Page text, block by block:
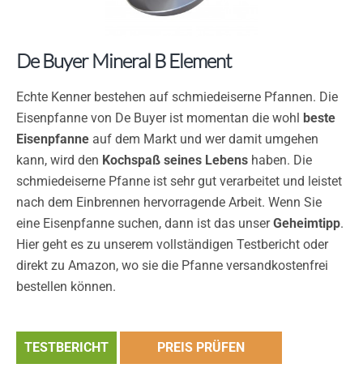
De Buyer Mineral B Element
Echte Kenner bestehen auf schmiedeiserne Pfannen. Die
Eisenpfanne von De Buyer ist momentan die wohl beste
Eisenpfanne auf dem Markt und wer damit umgehen
kann, wird den Kochspaß seines Lebens haben. Die
schmiedeiserne Pfanne ist sehr gut verarbeitet und leistet
nach dem Einbrennen hervorragende Arbeit. Wenn Sie
eine Eisenpfanne suchen, dann ist das unserGeheimtipp.
Hier geht es zu unserem vollständigen Testbericht oder
direkt zu Amazon, wo sie die Pfanne versandkostenfrei
bestellen können.
TESTBERICHT PREIS PRÜFEN